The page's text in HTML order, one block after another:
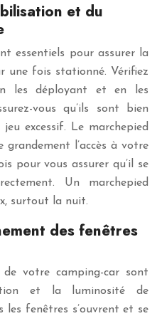
et du
essentiels pour assurer la
une fois stationné. Vérifiez
les déployant et en les
vous qu’ils sont bien
excessif. Le marchepied
l’accès à votre
pour vous assurer qu’il se
Un marchepied
surtout la nuit.
des fenêtres
votre camping-car sont
et la luminosité de
les fenêtres s’ouvrent et se